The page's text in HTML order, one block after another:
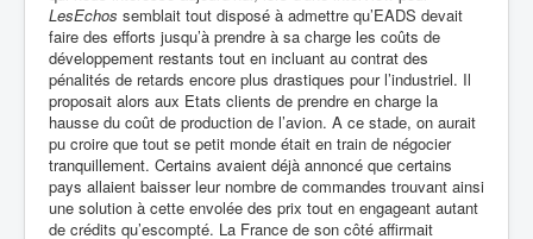
LesEchos semblait tout disposé à admettre qu’EADS devait
faire des efforts jusqu’à prendre à sa charge les coûts de
développement restants tout en incluant au contrat des
pénalités de retards encore plus drastiques pour l’industriel. Il
proposait alors aux Etats clients de prendre en charge la
hausse du coût de production de l’avion. A ce stade, on aurait
pu croire que tout se petit monde était en train de négocier
tranquillement. Certains avaient déjà annoncé que certains
pays allaient baisser leur nombre de commandes trouvant ainsi
une solution à cette envolée des prix tout en engageant autant
de crédits qu’escompté. La France de son côté affirmait